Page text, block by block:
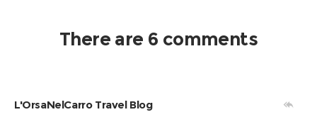
There are 6 comments
L'OrsaNelCarro Travel Blog